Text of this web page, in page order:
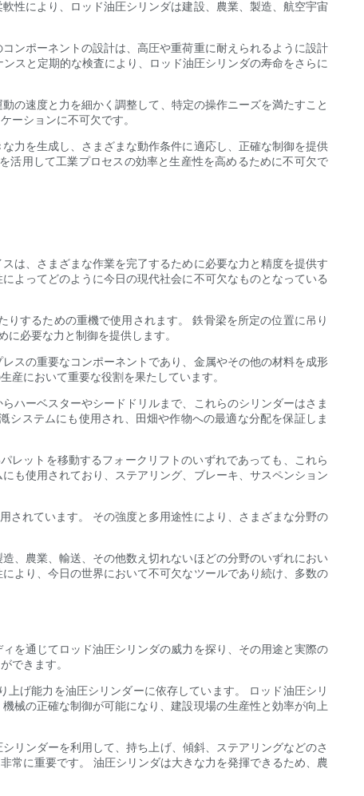
性により、ロッド油圧シリンダは建設、農業、製造、航空宇宙
ンポーネントの設計は、高圧や重荷重に耐えられるように設計
スと定期的な検査により、ロッド油圧シリンダの寿命をさらに
の速度と力を細かく調整して、特定の操作ニーズを満たすこと
ーションに不可欠です。
力を生成し、さまざまな動作条件に適応し、正確な制御を提供
活用して工業プロセスの効率と生産性を高めるために不可欠で
は、さまざまな作業を完了するために必要な力と精度を提供す
よってどのように今日の現代社会に不可欠なものとなっている
するための重機で使用されます。 鉄骨梁を所定の位置に吊り
必要な力と制御を提供します。
スの重要なコンポーネントであり、金属やその他の材料を成形
において重要な役割を果たしています。
ハーベスターやシードドリルまで、これらのシリンダーはさま
ステムにも使用され、田畑や作物への最適な分配を保証しま
レットを移動するフォークリフトのいずれであっても、これら
も使用されており、ステアリング、ブレーキ、サスペンション
されています。 その強度と多用途性により、さまざまな分野の
、農業、輸送、その他数え切れ​​ないほどの分野のいずれにおい
より、今日の世界において不可欠なツールであり続け、多数の
を通じてロッド油圧シリンダの威力を探り、その用途と実際の
できます。
げ能力を油圧シリンダーに依存しています。 ロッド油圧シリ
械の正確な制御が可能になり、建設現場の生産性と効率が向上
リンダーを利用して、持ち上げ、傾斜、ステアリングなどのさ
常に重要です。 油圧シリンダは大きな力を発揮できるため、農